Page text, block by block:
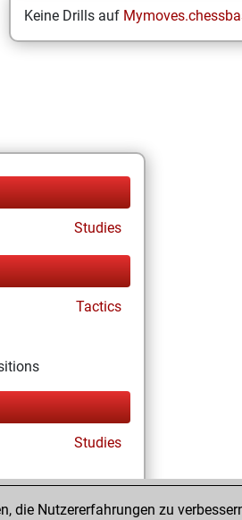
Keine Drills auf
Studies
Tactics
Studies
die Nutzererfahrungen zu